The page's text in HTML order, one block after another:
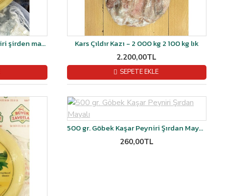
Ardahan Göbek kaşar peyniri şirden mayalı 1 kg Kars Çıldır Kazı - 2 000 kg 2 100 kg lık
2.200,00TL
SEPETE EKLE
500 gr. Göbek Kaşar Peyniri Şırdan Mayalı
260,00TL